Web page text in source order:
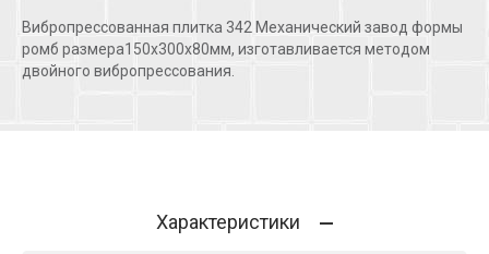
Вибропрессованная плитка 342 Механический завод формы
ромб размера150х300х80мм, изготавливается методом
двойного вибропрессования.
Характеристики